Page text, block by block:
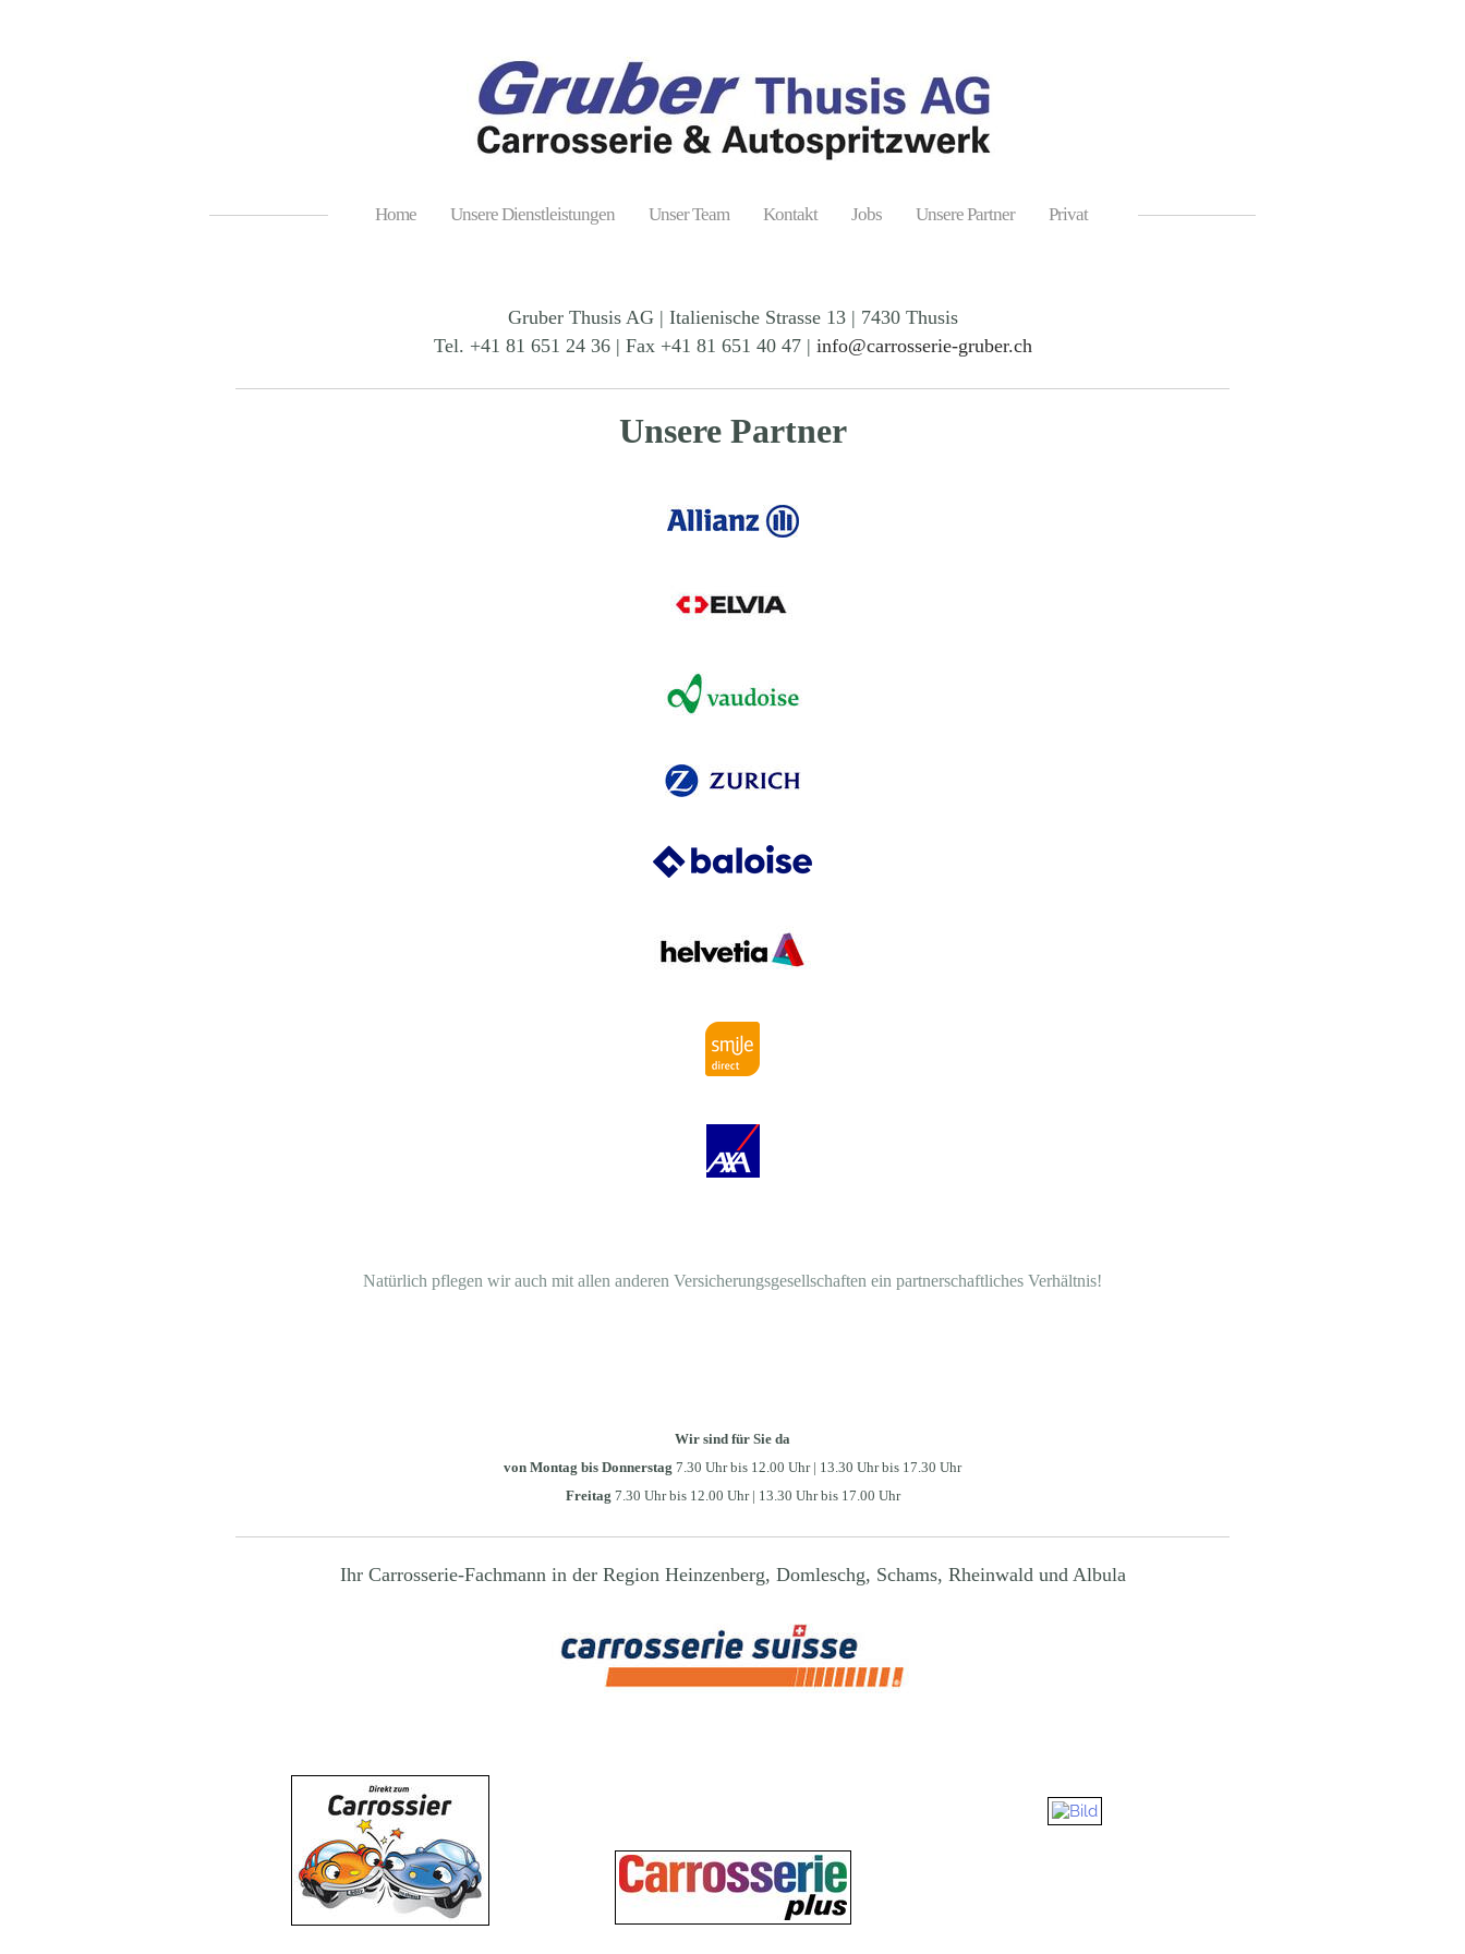
Home Unsere Dienstleistungen Unser Team Kontakt Jobs Unsere Partner Privat
Gruber Thusis AG | Italienische Strasse 13 | 7430 Thusis
Tel. +41 81 651 24 36 | Fax +41 81 651 40 47 | info@carrosserie-gruber.ch
Unsere Partner
Natürlich pflegen wir auch mit allen anderen Versicherungsgesellschaften ein partnerschaftliches Verhältnis!
Wir sind für Sie da
von Montag bis Donnerstag 7.30 Uhr bis 12.00 Uhr | 13.30 Uhr bis 17.30 Uhr
Freitag 7.30 Uhr bis 12.00 Uhr | 13.30 Uhr bis 17.00 Uhr
Ihr Carrosserie-Fachmann in der Region Heinzenberg, Domleschg, Schams, Rheinwald und Albula